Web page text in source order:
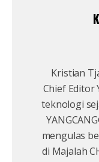
Kristian
Chief Editor
teknologi
mengulas
di Majalah